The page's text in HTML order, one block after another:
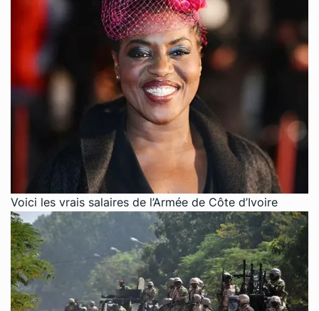
Voici les vrais salaires de l’Armée de Côte d’Ivoire